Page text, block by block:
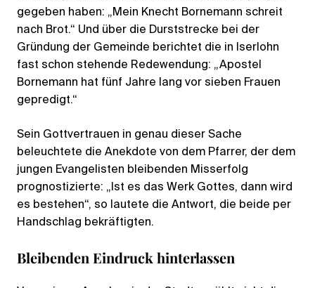
gegeben haben: „Mein Knecht Bornemann schreit
nach Brot.“ Und über die Durststrecke bei der
Gründung der Gemeinde berichtet die in Iserlohn
fast schon stehende Redewendung: „Apostel
Bornemann hat fünf Jahre lang vor sieben Frauen
gepredigt.“
Sein Gottvertrauen in genau dieser Sache
beleuchtete die Anekdote von dem Pfarrer, der dem
jungen Evangelisten bleibenden Misserfolg
prognostizierte: „Ist es das Werk Gottes, dann wird
es bestehen“, so lautete die Antwort, die beide per
Handschlag bekräftigten.
Bleibenden Eindruck hinterlassen